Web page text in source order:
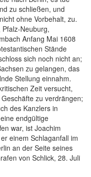
zu schließen, und
ohne Vorbehalt, zu.
Neuburg,
Anfang Mai 1608
Stände
sich noch nicht an;
zu gelangen, das
Stellung einnahm.
Zeit versucht,
zu verdrängen;
des Kanzlers in
endgültige
war, ist Joachim
einem Schlaganfall im
an der Seite seines
von Schlick, 28. Juli